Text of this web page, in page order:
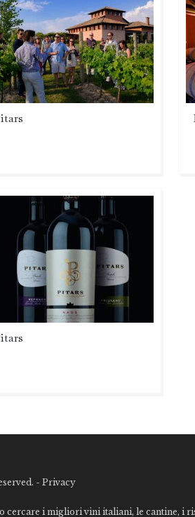
- Privacy
i migliori vini italiani, le cantine, i